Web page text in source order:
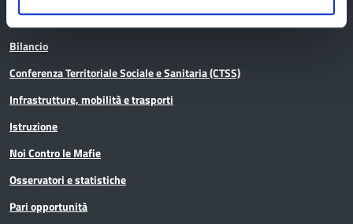
Archivio
Bilancio
Conferenza Territoriale Sociale e Sanitaria (CTSS)
Infrastrutture, mobilità e trasporti
Istruzione
Noi Contro le Mafie
Osservatori e statistiche
Pari opportunità